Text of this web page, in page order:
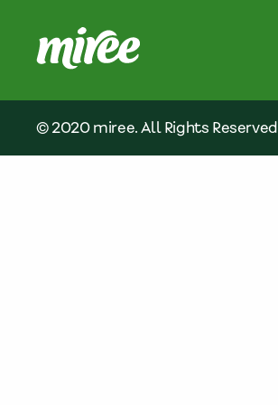
© 2020 miree. All Rights Reserved